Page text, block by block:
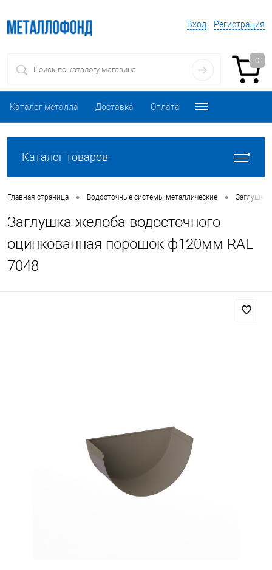
Вход Регистрация
0
Каталог металла Доставка Оплата
Каталог товаров
Главная страница • Водосточные системы металлические • Заглушки
Заглушка желоба водосточного
оцинкованная порошок ф120мм RAL
7048